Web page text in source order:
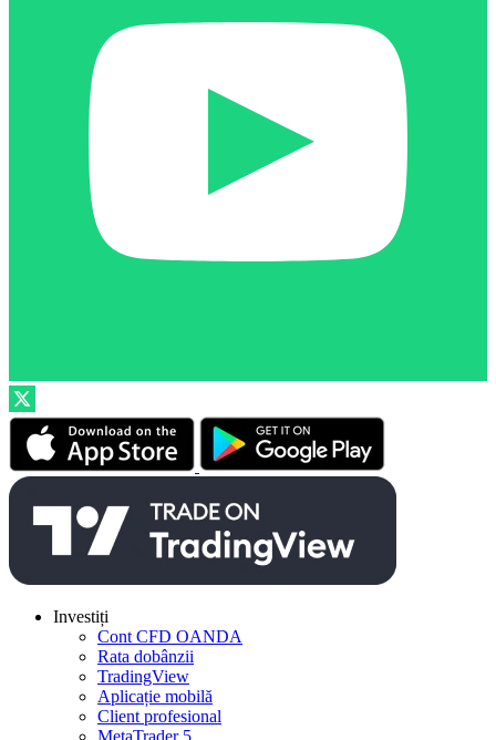
Investiți
Cont CFD OANDA
Rata dobânzii
TradingView
Aplicație mobilă
Client profesional